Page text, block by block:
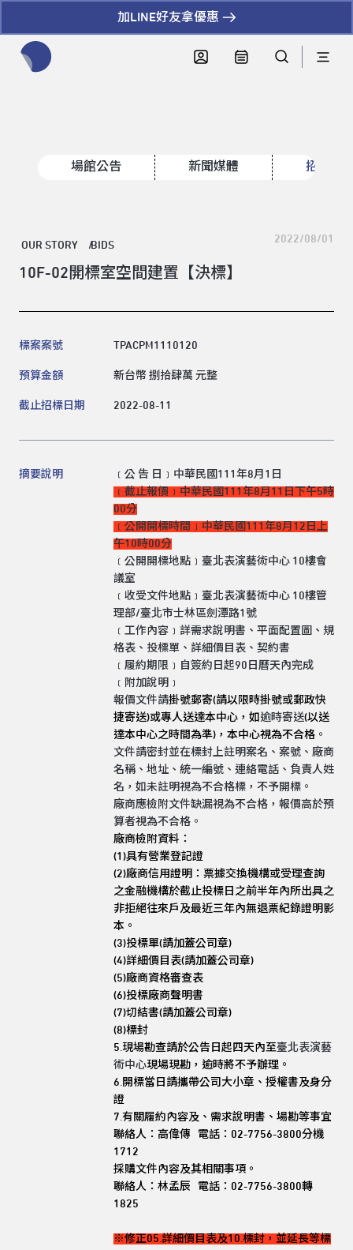
加LINE好友拿優惠
場館公告 新聞媒體 招標資
OUR STORY BIDS
2022/08/01
10F-02開標室空間建置【決標】
標案案號 TPACPM1110120
預算金額 新台幣 捌拾肆萬 元整
截止招標日期 2022-08-11
摘要說明
﹝公 告 日﹞中華民國111年8月1日
﹝截止報價﹞中華民國111年8月11日下午5時
00分
﹝公開開標時間﹞中華民國111年8月12日上
午10時00分
﹝公開開標地點﹞臺北表演藝術中心 10樓會
議室
﹝收受文件地點﹞臺北表演藝術中心 10樓管
理部/臺北市士林區劍潭路1號
﹝工作內容﹞詳需求說明書、平面配置圖、規
格表、投標單、詳細價目表、契約書
﹝履約期限﹞自簽約日起90日曆天內完成
﹝附加說明﹞
報價文件請掛號郵寄(請以限時掛號或郵政快
捷寄送)或專人送達本中心 ， 如逾時寄送(以送
達本中心之時間為準)， 本中心視為不合格 。
文件請密封並在標封上註明案名、案號、廠商
名稱、地址、統一編號、連絡電話、負責人姓
名，如未註明視為不合格標，不予開標。
廠商應檢附文件缺漏視為不合格，報價高於預
算者視為不合格。
廠商檢附資料：
(1)具有營業登記證
(2)廠商信用證明：票據交換機構或受理查詢
之金融機構於截止投標日之前半年內所出具之
非拒絕往來戶及最近三年內無退票紀錄證明 影
本。
(3)投標單(請加蓋公司章)
(4)詳細價目表(請加蓋公司章)
(5)廠商資格審查表
(6)投標廠商聲明書
(7)切結書(請加蓋公司章)
(8)標封
5. 現場勘查請於公告日起四天內至臺北表演藝
術中心現場現勘，逾時將不予辦理。
6.開標當日請攜帶公司大小章、授權書及身分
證
7.有關履約內容及、需求說明書、場勘等事宜
聯絡人：高偉傳 電話：02-7756-3800分機
1712
採購文件內容及其相關事項。
聯絡人：林孟辰 電話：02-7756-3800轉
1825
※修正05.詳細價目表及10.標封，並延長等標
領標人姓名
領標人電話
領標人電子信箱
送出